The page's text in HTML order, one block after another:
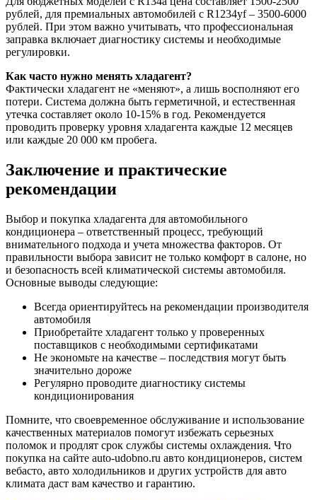
рублей, для премиальных автомобилей с R1234yf – 3500-6000
рублей. При этом важно учитывать, что профессиональная
заправка включает диагностику системы и необходимые
регулировки.
Как часто нужно менять хладагент?
Фактически хладагент не «меняют», а лишь восполняют его
потери. Система должна быть герметичной, и естественная
утечка составляет около 10-15% в год. Рекомендуется
проводить проверку уровня хладагента каждые 12 месяцев
или каждые 20 000 км пробега.
Заключение и практические
рекомендации
Выбор и покупка хладагента для автомобильного
кондиционера – ответственный процесс, требующий
внимательного подхода и учета множества факторов. От
правильности выбора зависит не только комфорт в салоне, но
и безопасность всей климатической системы автомобиля.
Основные выводы следующие:
Всегда ориентируйтесь на рекомендации производителя
автомобиля
Приобретайте хладагент только у проверенных
поставщиков с необходимыми сертификатами
Не экономьте на качестве – последствия могут быть
значительно дороже
Регулярно проводите диагностику системы
кондиционирования
Помните, что своевременное обслуживание и использование
качественных материалов помогут избежать серьезных
поломок и продлят срок службы системы охлаждения. Что
покупка на сайте auto-udobno.ru авто кондиционеров, систем
вебасто, авто холодильников и других устройств для авто
климата даст вам качество и гарантию.